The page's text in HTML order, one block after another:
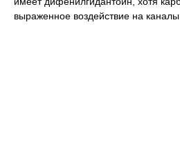
выраженное воздействие на